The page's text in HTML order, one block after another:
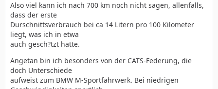
Also viel kann ich nach 700 km noch nicht sagen, allenfalls,
dass der erste
Durschnittsverbrauch bei ca 14 Litern pro 100 Kilometer
liegt, was ich in etwa
auch gesch?tzt hatte.
Angetan bin ich besonders von der CATS-Federung, die
doch Unterschiede
aufweist zum BMW M-Sportfahrwerk. Bei niedrigen